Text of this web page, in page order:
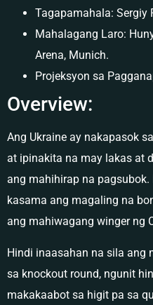
Tagapamahala: Sergiy
Mahalagang Laro:
Arena, Munich.
Projeksyon sa
Overview:
Ang Ukraine ay nakapasok
at ipinakita na may lakas at
ang mahihirap na
kasama ang magaling na
ang mahiwagang winger ng
Hindi inaasahan na sila ang
sa knockout round, ngunit
makakaabot sa higit pa sa